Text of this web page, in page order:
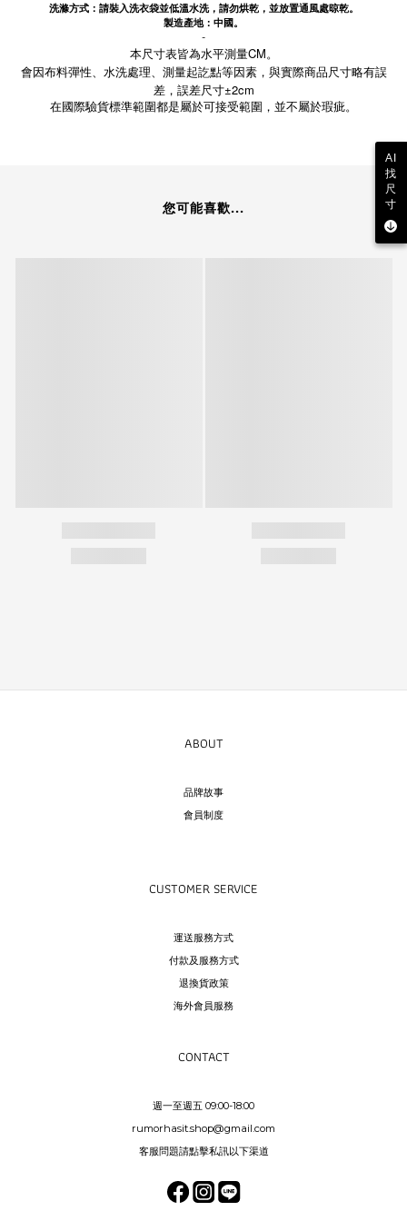
洗滌方式：請裝入洗衣袋並低溫水洗，請勿烘乾，並放置通風處晾乾。
製造產地：中國。
-
本尺寸表皆為水平測量CM。
會因布料彈性、水洗處理、測量起訖點等因素，與實際商品尺寸略有誤
差，誤差尺寸±2cm
在國際驗貨標準範圍都是屬於可接受範圍，並不屬於瑕疵。
您可能喜歡...
ABOUT
品牌故事
會員制度
CUSTOMER SERVICE
運送服務方式
付款及服務方式
退換貨政策
海外會員服務
CONTACT
週一至週五 09:00-18:00
rumorhasit.shop@gmail.com
客服問題請點擊私訊以下渠道
AI
找
尺
寸